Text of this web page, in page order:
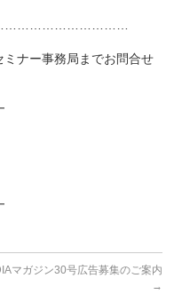
ナー事務局までお問合せ
マガジン30号広告募集のご案内
→